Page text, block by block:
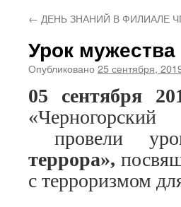
← ДЕНЬ ЗНАНИЙ В ФИЛИАЛЕ
Урок мужества
Опубликовано 25 сентября,
05 сентября
«Черногорский
провели
террора»,
с терроризмом